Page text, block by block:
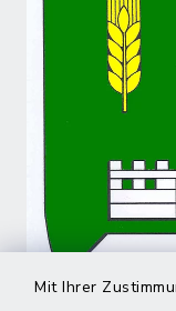
Mit Ihrer